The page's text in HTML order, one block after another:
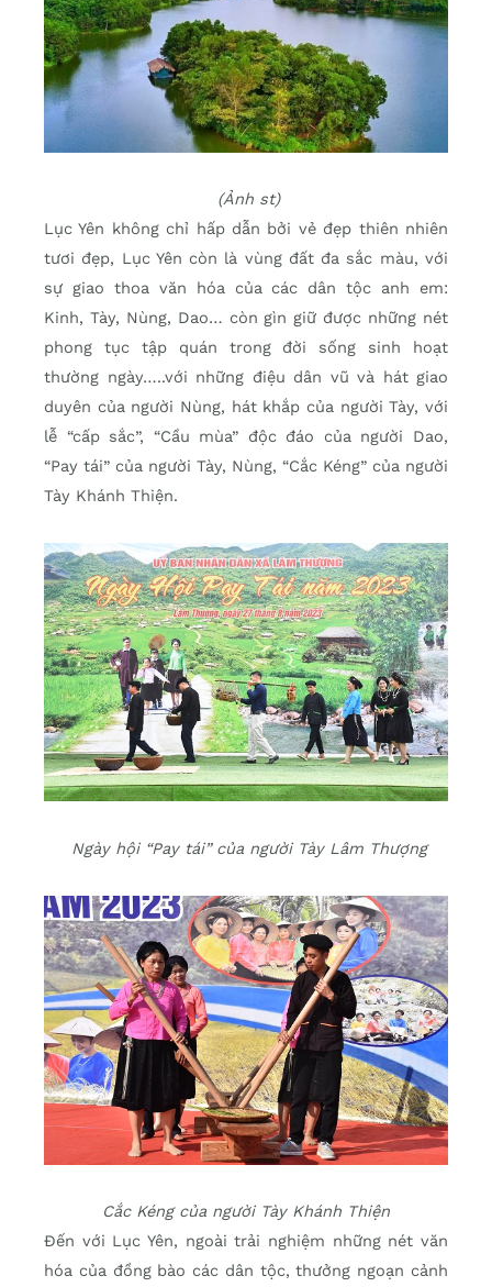
(Ảnh st)
Lục Yên không chỉ hấp dẫn bởi vẻ đẹp thiên nhiên
tươi đẹp, Lục Yên còn là vùng đất đa sắc màu, với
sự giao thoa văn hóa của các dân tộc anh em:
Kinh, Tày, Nùng, Dao… còn gìn giữ được những nét
phong tục tập quán trong đời sống sinh hoạt
thường ngày…..với những điệu dân vũ và hát giao
duyên của người Nùng, hát khắp của người Tày, với
lễ “cấp sắc”, “Cầu mùa” độc đáo của người Dao,
“Pay tái” của người Tày, Nùng, “Cắc Kéng” của người
Tày Khánh Thiện.
Ngày hội “Pay tái” của người Tày Lâm Thượng
Cắc Kéng của người Tày Khánh Thiện
Đến với Lục Yên, ngoài trải nghiệm những nét văn
hóa của đồng bào các dân tộc, thưởng ngoạn cảnh